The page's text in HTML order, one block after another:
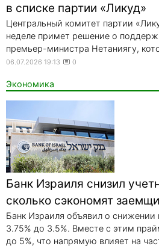
в списке партии «Ликуд»
Центральный комитет партии
неделе примет решение о
премьер-министра Нетаниягу,
06.07.2026 19:13 0
Экономика
Банк Израиля снизил
сколько сэкономят
Банк Израиля объявил о снижении
3.75% до 3.5%. Вместе с этим
до 5%, что напрямую влияет на